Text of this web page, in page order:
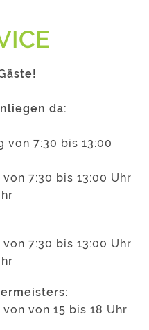
da:
von 7:30 bis 13:00
7:30 bis 13:00 Uhr
7:30 bis 13:00 Uhr
von 15 bis 18 Uhr